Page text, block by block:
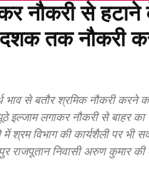
नौकरी से
तक नौकरी
से बतौर श्रमिक नौकरी करने
इल्जाम लगाकर नौकरी से बाहर का
श्रम विभाग की कार्यशैली पर भी
निवासी अरुण कुमार की